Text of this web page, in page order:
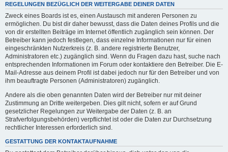
REGELUNGEN BEZÜGLICH DER WEITERGABE DEINER DATEN
Zweck eines Boards ist es, einen Austausch mit anderen Personen zu
ermöglichen. Du bist dir daher bewusst, dass die Daten deines Profils und die
von dir erstellten Beiträge im Internet öffentlich zugänglich sein können. Der
Betreiber kann jedoch festlegen, dass einzelne Informationen nur für einen
eingeschränkten Nutzerkreis (z. B. andere registrierte Benutzer,
Administratoren etc.) zugänglich sind. Wenn du Fragen dazu hast, suche nach
entsprechenden Informationen im Forum oder kontaktiere den Betreiber. Die E-
Mail-Adresse aus deinem Profil ist dabei jedoch nur für den Betreiber und von
ihm beauftragte Personen (Administratoren) zugänglich.
Andere als die oben genannten Daten wird der Betreiber nur mit deiner
Zustimmung an Dritte weitergeben. Dies gilt nicht, sofern er auf Grund
gesetzlicher Regelungen zur Weitergabe der Daten (z. B. an
Strafverfolgungsbehörden) verpflichtet ist oder die Daten zur Durchsetzung
rechtlicher Interessen erforderlich sind.
GESTATTUNG DER KONTAKTAUFNAHME